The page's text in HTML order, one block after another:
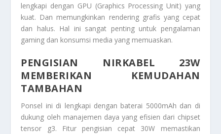
lengkapi dengan GPU (Graphics Processing Unit) yang
kuat. Dan memungkinkan rendering grafis yang cepat
dan halus. Hal ini sangat penting untuk pengalaman
gaming dan konsumsi media yang memuaskan.
PENGISIAN NIRKABEL 23W
MEMBERIKAN KEMUDAHAN
TAMBAHAN
Ponsel ini di lengkapi dengan baterai 5000mAh dan di
dukung oleh manajemen daya yang efisien dari chipset
tensor g3. Fitur pengisian cepat 30W memastikan